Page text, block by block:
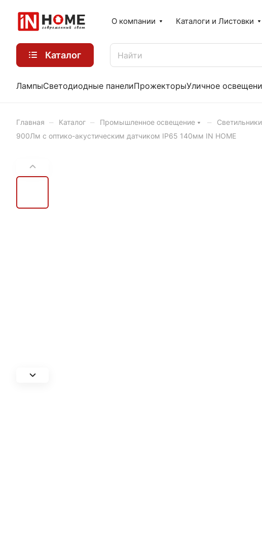
О компании Каталоги и Листовки
Каталог
ЛампыСветодиодные панелиПрожекторыУличное
Главная – Каталог – Промышленное освещение –
900Лм с оптико-акустическим датчиком IP65 140мм IN HOME